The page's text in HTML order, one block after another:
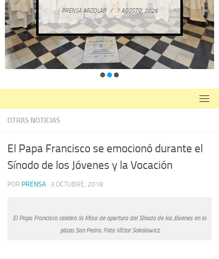
PRENSA ARZOLAP / 7 AGOSTO, 2026
OTRAS NOTICIAS
El Papa Francisco se emocionó durante el
Sínodo de los Jóvenes y la Vocación
POR PRENSA · 3 OCTUBRE, 2018
El Papa Francisco celebra la Misa de apertura del Sínodo de los Jóvenes en la
plaza San Pedro. Foto: Víctor Sokolowicz